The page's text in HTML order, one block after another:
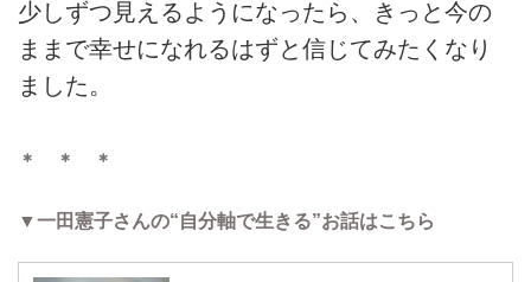
少しずつ見えるようになったら、きっと今の
ままで幸せになれるはずと信じてみたくなり
ました。
＊ ＊ ＊
▼一田憲子さんの“自分軸で生きる”お話はこちら